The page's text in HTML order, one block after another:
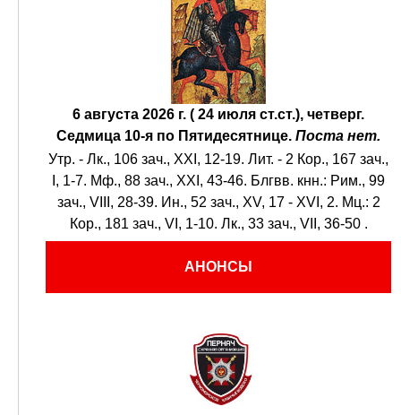
6 августа 2026 г. ( 24 июля ст.ст.), четверг.
Седмица 10-я по Пятидесятнице. Поста нет.
Утр. - Лк., 106 зач., XXI, 12-19. Лит. - 2 Кор., 167 зач.,
I, 1-7. Мф., 88 зач., XXI, 43-46. Блгвв. кнн.: Рим., 99
зач., VIII, 28-39. Ин., 52 зач., XV, 17 - XVI, 2. Мц.: 2
Кор., 181 зач., VI, 1-10. Лк., 33 зач., VII, 36-50 .
АНОНСЫ